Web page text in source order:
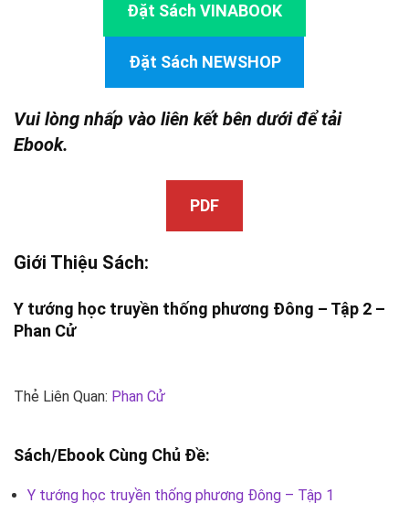
Đặt Sách VINABOOK
Đặt Sách NEWSHOP
Vui lòng nhấp vào liên kết bên dưới để tải
Ebook.
PDF
Giới Thiệu Sách:
Y tướng học truyền thống phương Đông – Tập 2 –
Phan Cử
Thẻ Liên Quan: Phan Cử
Sách/Ebook Cùng Chủ Đề:
Y tướng học truyền thống phương Đông – Tập 1